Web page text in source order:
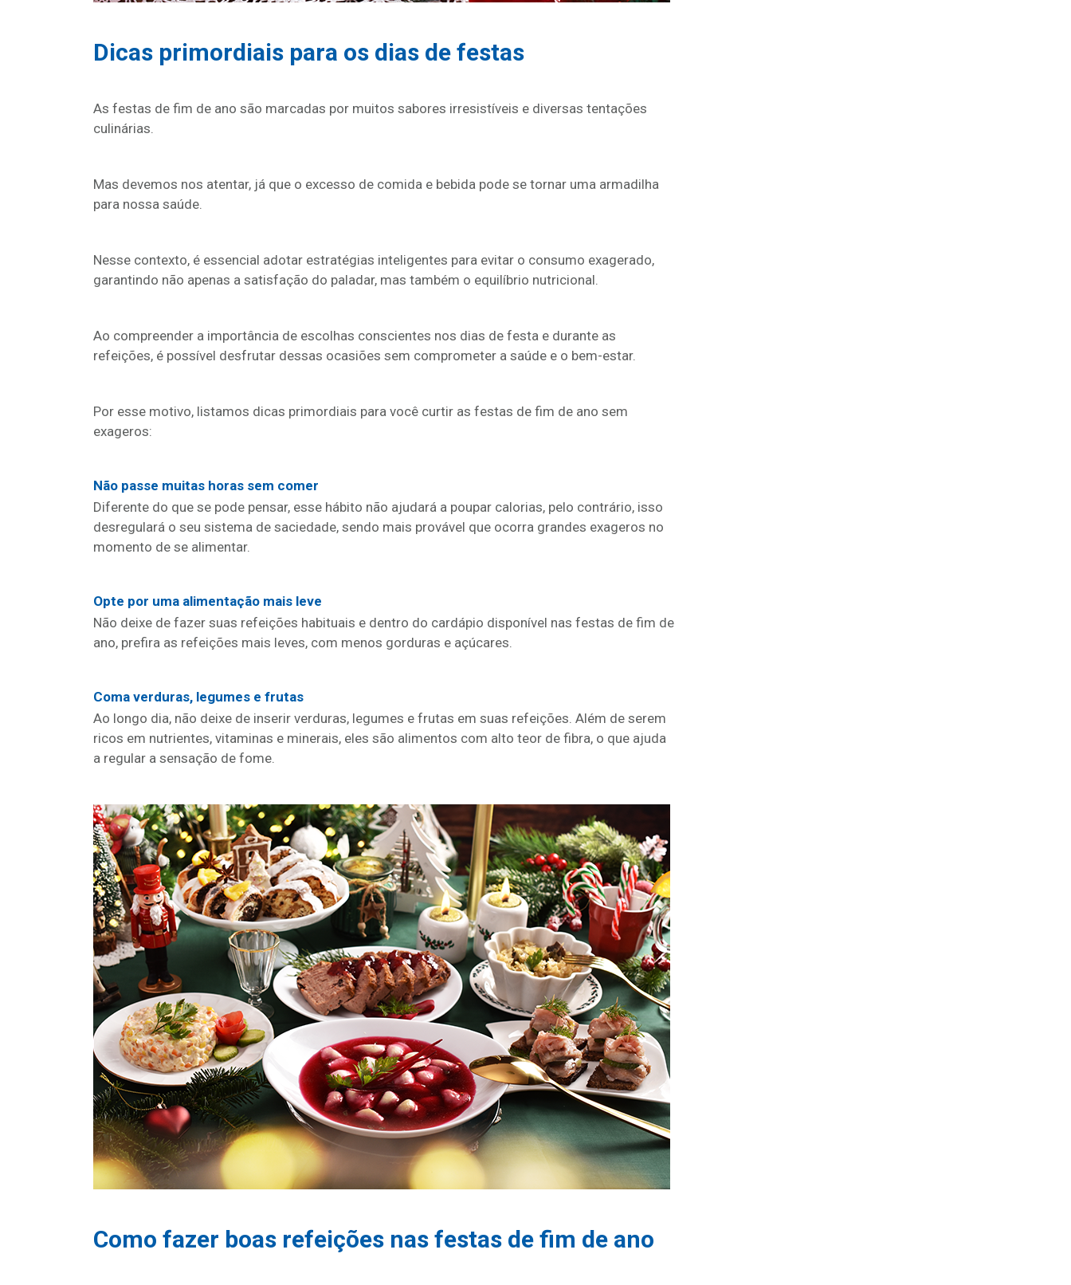
Dicas primordiais para os dias de festas
As festas de fim de ano são marcadas por muitos sabores irresistíveis e diversas tentações
culinárias.
Mas devemos nos atentar, já que o excesso de comida e bebida pode se tornar uma armadilha
para nossa saúde.
Nesse contexto, é essencial adotar estratégias inteligentes para evitar o consumo exagerado,
garantindo não apenas a satisfação do paladar, mas também o equilíbrio nutricional.
Ao compreender a importância de escolhas conscientes nos dias de festa e durante as
refeições, é possível desfrutar dessas ocasiões sem comprometer a saúde e o bem-estar.
Por esse motivo, listamos dicas primordiais para você curtir as festas de fim de ano sem
exageros:
Não passe muitas horas sem comer
Diferente do que se pode pensar, esse hábito não ajudará a poupar calorias, pelo contrário, isso
desregulará o seu sistema de saciedade, sendo mais provável que ocorra grandes exageros no
momento de se alimentar.
Opte por uma alimentação mais leve
Não deixe de fazer suas refeições habituais e dentro do cardápio disponível nas festas de fim de
ano, prefira as refeições mais leves, com menos gorduras e açúcares.
Coma verduras, legumes e frutas
Ao longo dia, não deixe de inserir verduras, legumes e frutas em suas refeições. Além de serem
ricos em nutrientes, vitaminas e minerais, eles são alimentos com alto teor de fibra, o que ajuda
a regular a sensação de fome.
Como fazer boas refeições nas festas de fim de ano